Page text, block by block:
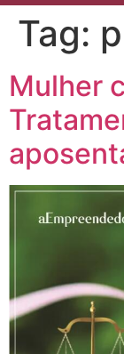
Tag:
Mulher